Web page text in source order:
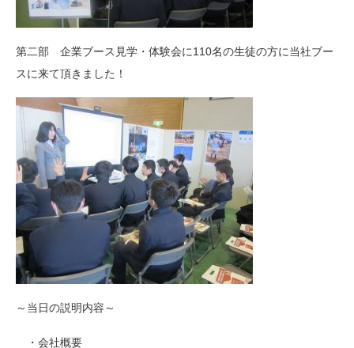
第二部 企業ブース見学・体験会に110名の生徒の方に当社ブー
スに来て頂きました！
～当日の説明内容～
・会社概要